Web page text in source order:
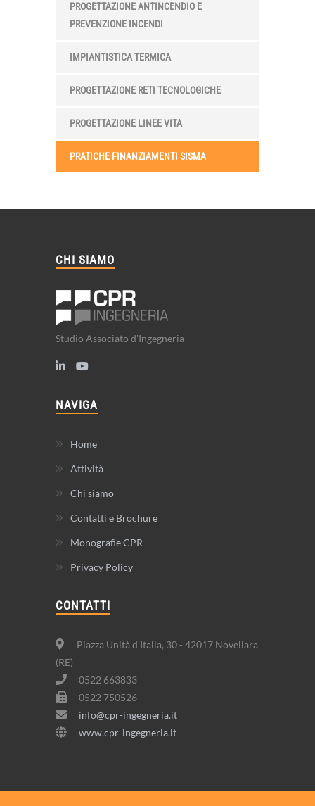
PROGETTAZIONE ANTINCENDIO E
PREVENZIONE INCENDI
IMPIANTISTICA TERMICA
PROGETTAZIONE RETI TECNOLOGICHE
PROGETTAZIONE LINEE VITA
PRATICHE FINANZIAMENTI SISMA
CHI SIAMO
Studio Associato d'Ingegneria
NAVIGA
Home
Attività
Chi siamo
Contatti e Brochure
Monografie CPR
Privacy Policy
CONTATTI
Piazza Unità d'Italia, 30 - 42017 Novellara
(RE)
0522 663833
0522 750526
info@cpr-ingegneria.it
www.cpr-ingegneria.it